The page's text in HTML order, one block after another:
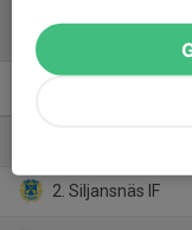
Tabell
Flickor Division 4 9-m
2. Siljansnäs IF